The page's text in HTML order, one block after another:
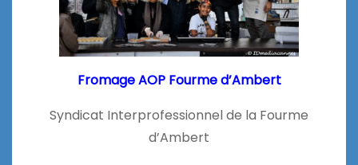
Fromage AOP Fourme d’Ambert
Syndicat Interprofessionnel de la Fourme
d’Ambert